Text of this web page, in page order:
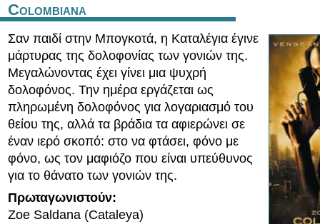
Colombiana
Σαν παιδί στην Μπογκοτά, η Καταλέγια έγινε
μάρτυρας της δολοφονίας των γονιών της.
Μεγαλώνοντας έχει γίνει μια ψυχρή
δολοφόνος. Την ημέρα εργάζεται ως
πληρωμένη δολοφόνος για λογαριασμό του
θείου της, αλλά τα βράδια τα αφιερώνει σε
έναν ιερό σκοπό: στο να φτάσει, φόνο με
φόνο, ως τον μαφιόζο που είναι υπεύθυνος
για το θάνατο των γονιών της.
Πρωταγωνιστούν:
Zoe Saldana (Cataleya)